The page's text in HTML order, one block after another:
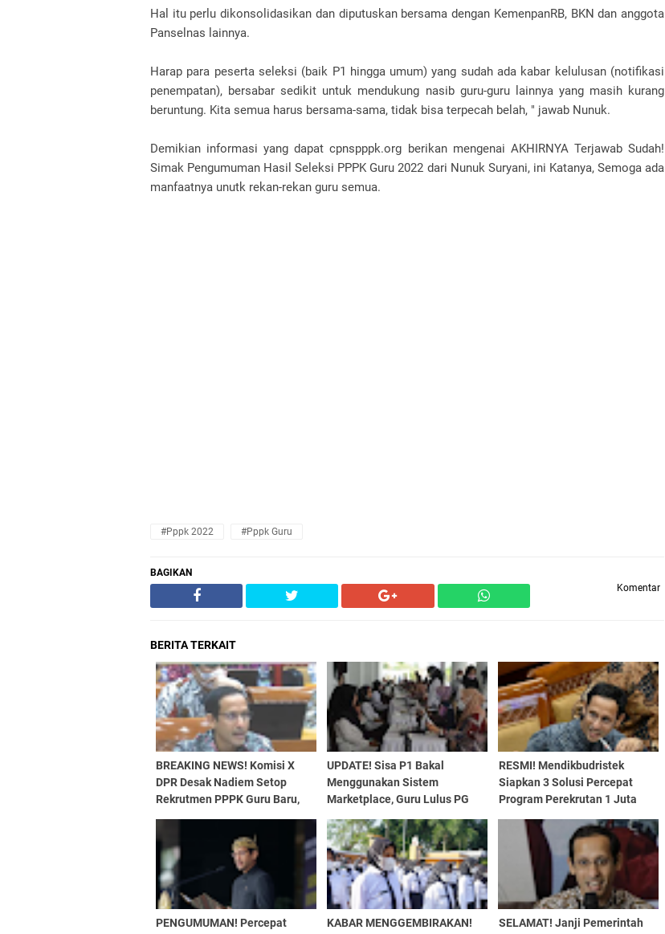
Hal itu perlu dikonsolidasikan dan diputuskan bersama dengan KemenpanRB, BKN dan anggota
Panselnas lainnya.
Harap para peserta seleksi (baik P1 hingga umum) yang sudah ada kabar kelulusan (notifikasi
penempatan), bersabar sedikit untuk mendukung nasib guru-guru lainnya yang masih kurang
beruntung. Kita semua harus bersama-sama, tidak bisa terpecah belah, " jawab Nunuk.
Demikian informasi yang dapat cpnspppk.org berikan mengenai AKHIRNYA Terjawab Sudah!
Simak Pengumuman Hasil Seleksi PPPK Guru 2022 dari Nunuk Suryani, ini Katanya, Semoga ada
manfaatnya unutk rekan-rekan guru semua.
#pppk 2022 #pppk Guru
BAGIKAN
Komentar
BERITA TERKAIT
BREAKING NEWS! Komisi X
DPR Desak Nadiem Setop
Rekrutmen PPPK Guru Baru,
UPDATE! Sisa P1 Bakal
Menggunakan Sistem
Marketplace, Guru Lulus PG
RESMI! Mendikbudristek
Siapkan 3 Solusi Percepat
Program Perekrutan 1 Juta
Selengkapnya
PENGUMUMAN! Percepat
KABAR MENGGEMBIRAKAN!
SELAMAT! Janji Pemerintah